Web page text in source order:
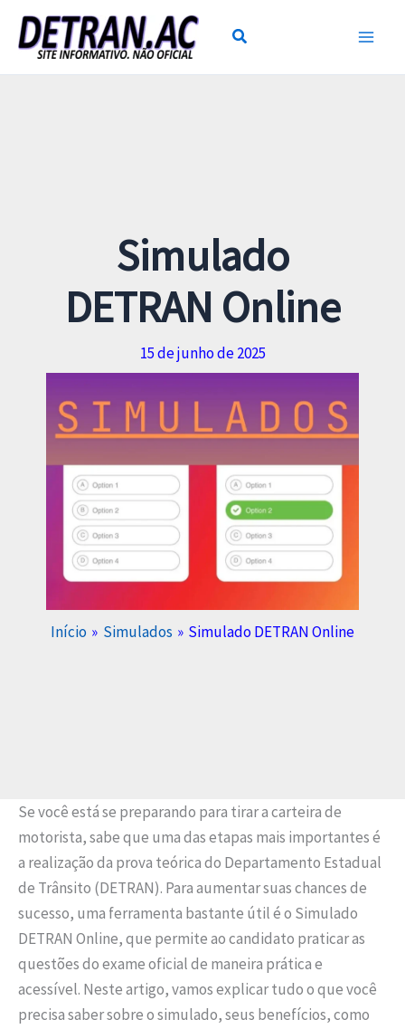
para
Simulado
DETRAN Online
15 de junho de 2025
Início Simulados Simulado DETRAN Online
Se você está se preparando para tirar a carteira de
motorista, sabe que uma das etapas mais importantes é
a realização da prova teórica do Departamento Estadual
de Trânsito (DETRAN). Para aumentar suas chances de
sucesso, uma ferramenta bastante útil é o Simulado
DETRAN Online, que permite ao candidato praticar as
questões do exame oficial de maneira prática e
acessível. Neste artigo, vamos explicar tudo o que você
precisa saber sobre o simulado, seus benefícios, como